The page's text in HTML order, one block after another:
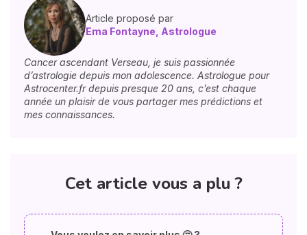
Article proposé par
Ema Fontayne, Astrologue
Cancer ascendant Verseau, je suis passionnée
d’astrologie depuis mon adolescence. Astrologue pour
Astrocenter.fr depuis presque 20 ans, c’est chaque
année un plaisir de vous partager mes prédictions et
mes connaissances.
Cet article vous a plu ?